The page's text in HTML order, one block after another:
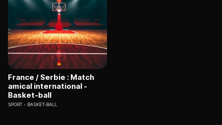
France / Serbie : Match
amical international -
Basket-ball
SPORT BASKET-BALL